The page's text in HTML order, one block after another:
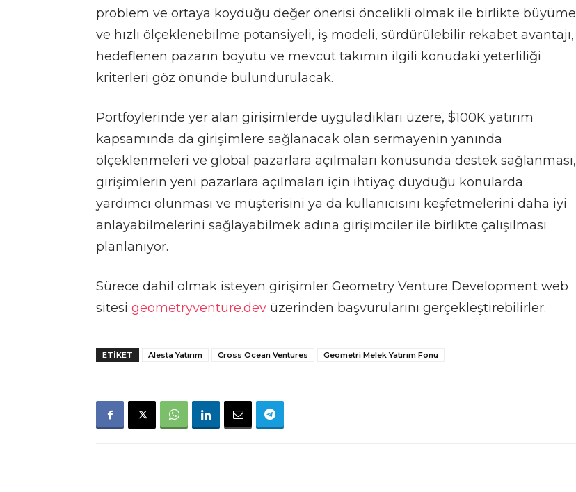
problem ve ortaya koyduğu değer önerisi öncelikli olmak ile birlikte büyüme
ve hızlı ölçeklenebilme potansiyeli, iş modeli, sürdürülebilir rekabet avantajı,
hedeflenen pazarın boyutu ve mevcut takımın ilgili konudaki yeterliliği
kriterleri göz önünde bulundurulacak.
Portföylerinde yer alan girişimlerde uyguladıkları üzere, $100K yatırım
kapsamında da girişimlere sağlanacak olan sermayenin yanında
ölçeklenmeleri ve global pazarlara açılmaları konusunda destek sağlanması,
girişimlerin yeni pazarlara açılmaları için ihtiyaç duyduğu konularda
yardımcı olunması ve müşterisini ya da kullanıcısını keşfetmelerini daha iyi
anlayabilmelerini sağlayabilmek adına girişimciler ile birlikte çalışılması
planlanıyor.
Sürece dahil olmak isteyen girişimler Geometry Venture Development web
sitesi geometryventure.dev üzerinden başvurularını gerçekleştirebilirler.
ETIKET Alesta Yatırım Cross Ocean Ventures Geometri Melek Yatırım Fonu